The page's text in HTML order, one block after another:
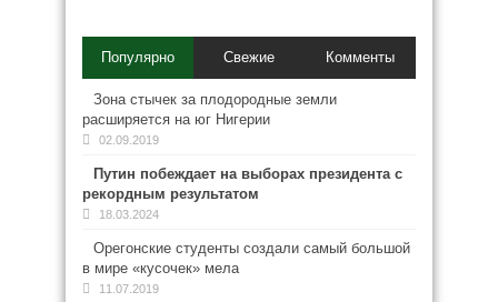
Популярно Свежие Комменты
Зона стычек за плодородные земли
расширяется на юг Нигерии
02.09.2019
Путин побеждает на выборах президента с
рекордным результатом
18.03.2024
Орегонские студенты создали самый большой
в мире «кусочек» мела
11.07.2019